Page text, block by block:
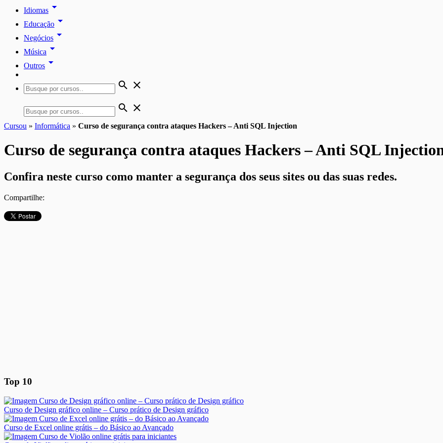
Idiomas arrow_drop_down
Educação arrow_drop_down
Negócios arrow_drop_down
Música arrow_drop_down
Outros arrow_drop_down
search close
search close
Cursou » Informática » Curso de segurança contra ataques Hackers – Anti SQL Injection
Curso de segurança contra ataques Hackers – Anti SQL
Confira neste curso como manter a segurança dos seus sites ou das suas redes.
Compartilhe:
Top 10
Curso de Design gráfico online – Curso prático de Design gráfico
Curso de Excel online grátis – do Básico ao Avançado